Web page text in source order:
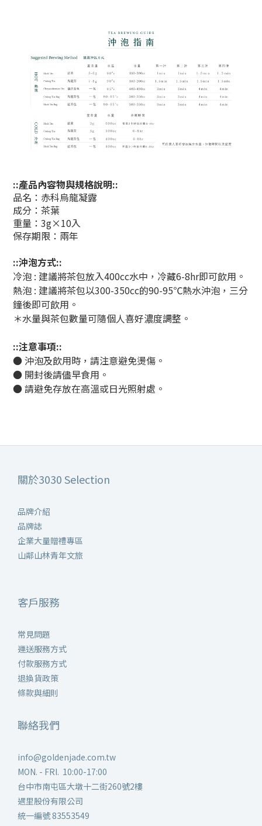
::產品內容物與規格說明::
品名：赤科烏龍凝露
成分：茶葉
重量：3g×10入
保存期限：兩年
::沖泡方式::
冷泡 : 建議將茶包放入400cc水中，冷藏6-8hr即可飲用。
熱泡 : 建議將茶包以300-350cc的90-95℃熱水沖泡，三分
鐘後即可飲用。
＊水量與茶包數量可隨個人喜好濃度調整。
::注意事項::
●沖泡及飲用時，請注意避免燙傷。
● 開封後請儘早食用。
●請避免存放在高溫或日光照射處。
關於3030 Selection
品牌介紹
品牌誌
企業大量贈禮專區
山鄰山林青年文旅
客戶服務
常見問題
運送服務方式
付款服務方式
退換貨政策
條款與細則
聯絡我們
info@goldenjade.com.tw
MON. - FRI. 10:00-17:00
台中市南屯區大墩十二街260號2樓
遇里股份有限公司
統一編號 83553549